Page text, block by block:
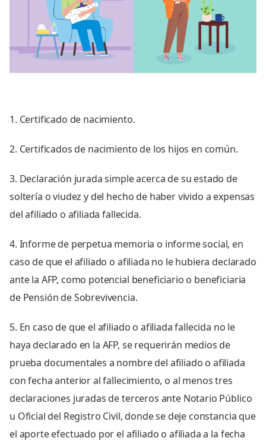
1. Certificado de nacimiento.
2. Certificados de nacimiento de los hijos en común.
3. Declaración jurada simple acerca de su estado de
soltería o viudez y del hecho de haber vivido a expensas
del afiliado o afiliada fallecida.
4. Informe de perpetua memoria o informe social, en
caso de que el afiliado o afiliada no le hubiera declarado
ante la AFP, como potencial beneficiario o beneficiaria
de Pensión de Sobrevivencia.
5. En caso de que el afiliado o afiliada fallecida no le
haya declarado en la AFP, se requerirán medios de
prueba documentales a nombre del afiliado o afiliada
con fecha anterior al fallecimiento, o al menos tres
declaraciones juradas de terceros ante Notario Público
u Oficial del Registro Civil, donde se deje constancia que
el aporte efectuado por el afiliado o afiliada a la fecha